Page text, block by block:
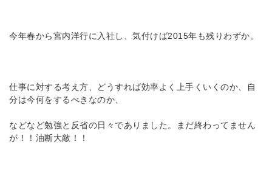
今年春から宮内洋行に入社し、気付けば2015年も残りわずか。
仕事に対する考え方、どうすれば効率よく上手くいくのか、自
分は今何をするべきなのか、
などなど勉強と反省の日々でありました。まだ終わってません
が！！油断大敵！！